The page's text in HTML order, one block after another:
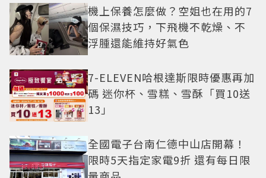
機上保養怎麼做？空姐也在用的7
個保濕技巧，下飛機不乾燥、不
浮腫還能維持好氣色
7-ELEVEN哈根達斯限時優惠再加
碼 迷你杯、雪糕、雪酥「買10送
13」
全國電子台南仁德中山店開幕！
限時5天指定家電9折 還有每日限